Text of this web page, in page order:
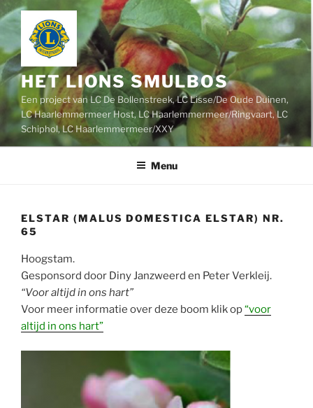
Ga
naar
inhoud
HET LIONS SMULBOS
Een project van LC De Bollenstreek, LC Lisse/De Oude Duinen,
LC Haarlemmermeer Host, LC Haarlemmermeer/Ringvaart, LC
Schiphol, LC Haarlemmermeer/XXY
Menu
ELSTAR (MALUS DOMESTICA ELSTAR) NR.
65
Hoogstam.
Gesponsord door Diny Janzweerd en Peter Verkleij.
“Voor altijd in ons hart”
Voor meer informatie over deze boom klik op“voor
altijd in ons hart”